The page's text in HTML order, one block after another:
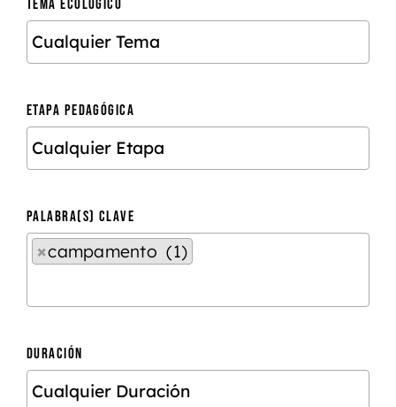
TEMA ECOLÓGICO
ETAPA PEDAGÓGICA
PALABRA(S) CLAVE
×campamento (1)
DURACIÓN